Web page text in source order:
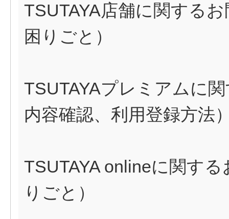
TSUTAYA店舗に関する
困りごと）
TSUTAYAプレミアムに
内容確認、利用登録方法
TSUTAYA onlineに関す
りごと）